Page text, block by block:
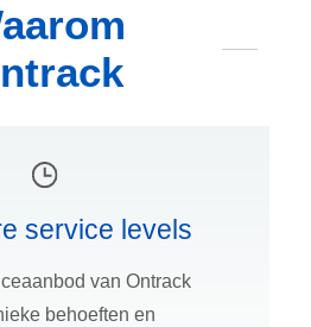
service levels
van Ontrack
behoeften en